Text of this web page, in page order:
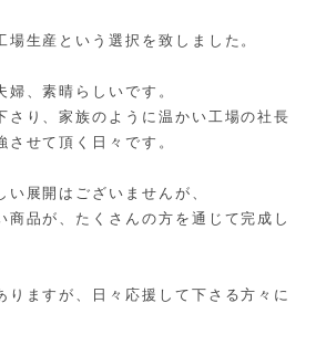
生産という選択を致しました。
、素晴らしいです。
さり、家族のように温かい工場の社長
させて頂く日々です。
展開はございませんが、
商品が、たくさんの方を通じて完成し
りますが、日々応援して下さる方々に